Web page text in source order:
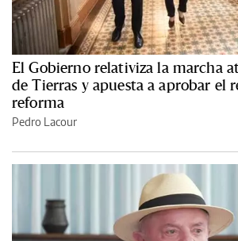
El Gobierno relativiza la marcha
de Tierras y apuesta a aprobar el
reforma
Pedro Lacour